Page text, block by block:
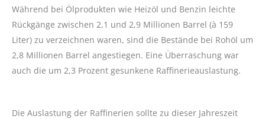
Während bei Ölprodukten wie Heizöl und Benzin leichte
Rückgänge zwischen 2,1 und 2,9 Millionen Barrel (à 159
Liter) zu verzeichnen waren, sind die Bestände bei Rohöl um
2,8 Millionen Barrel angestiegen. Eine Überraschung war
auch die um 2,3 Prozent gesunkene Raffinerieauslastung.
Die Auslastung der Raffinerien sollte zu dieser Jahreszeit